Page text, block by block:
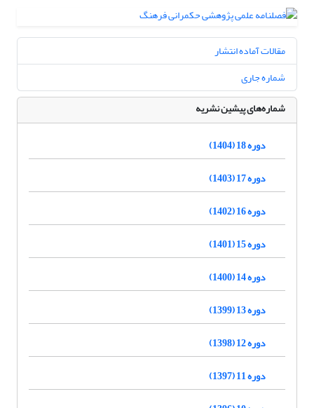
مقالات آماده انتشار
شماره جاری
شماره‌های پیشین نشریه
دوره 18 (1404)
دوره 17 (1403)
دوره 16 (1402)
دوره 15 (1401)
دوره 14 (1400)
دوره 13 (1399)
دوره 12 (1398)
دوره 11 (1397)